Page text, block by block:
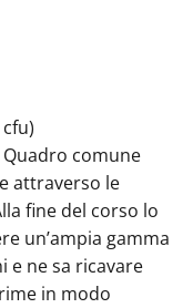
Quadro comune
attraverso le
fine del corso lo
un’ampia gamma
e ne sa ricavare
in modo